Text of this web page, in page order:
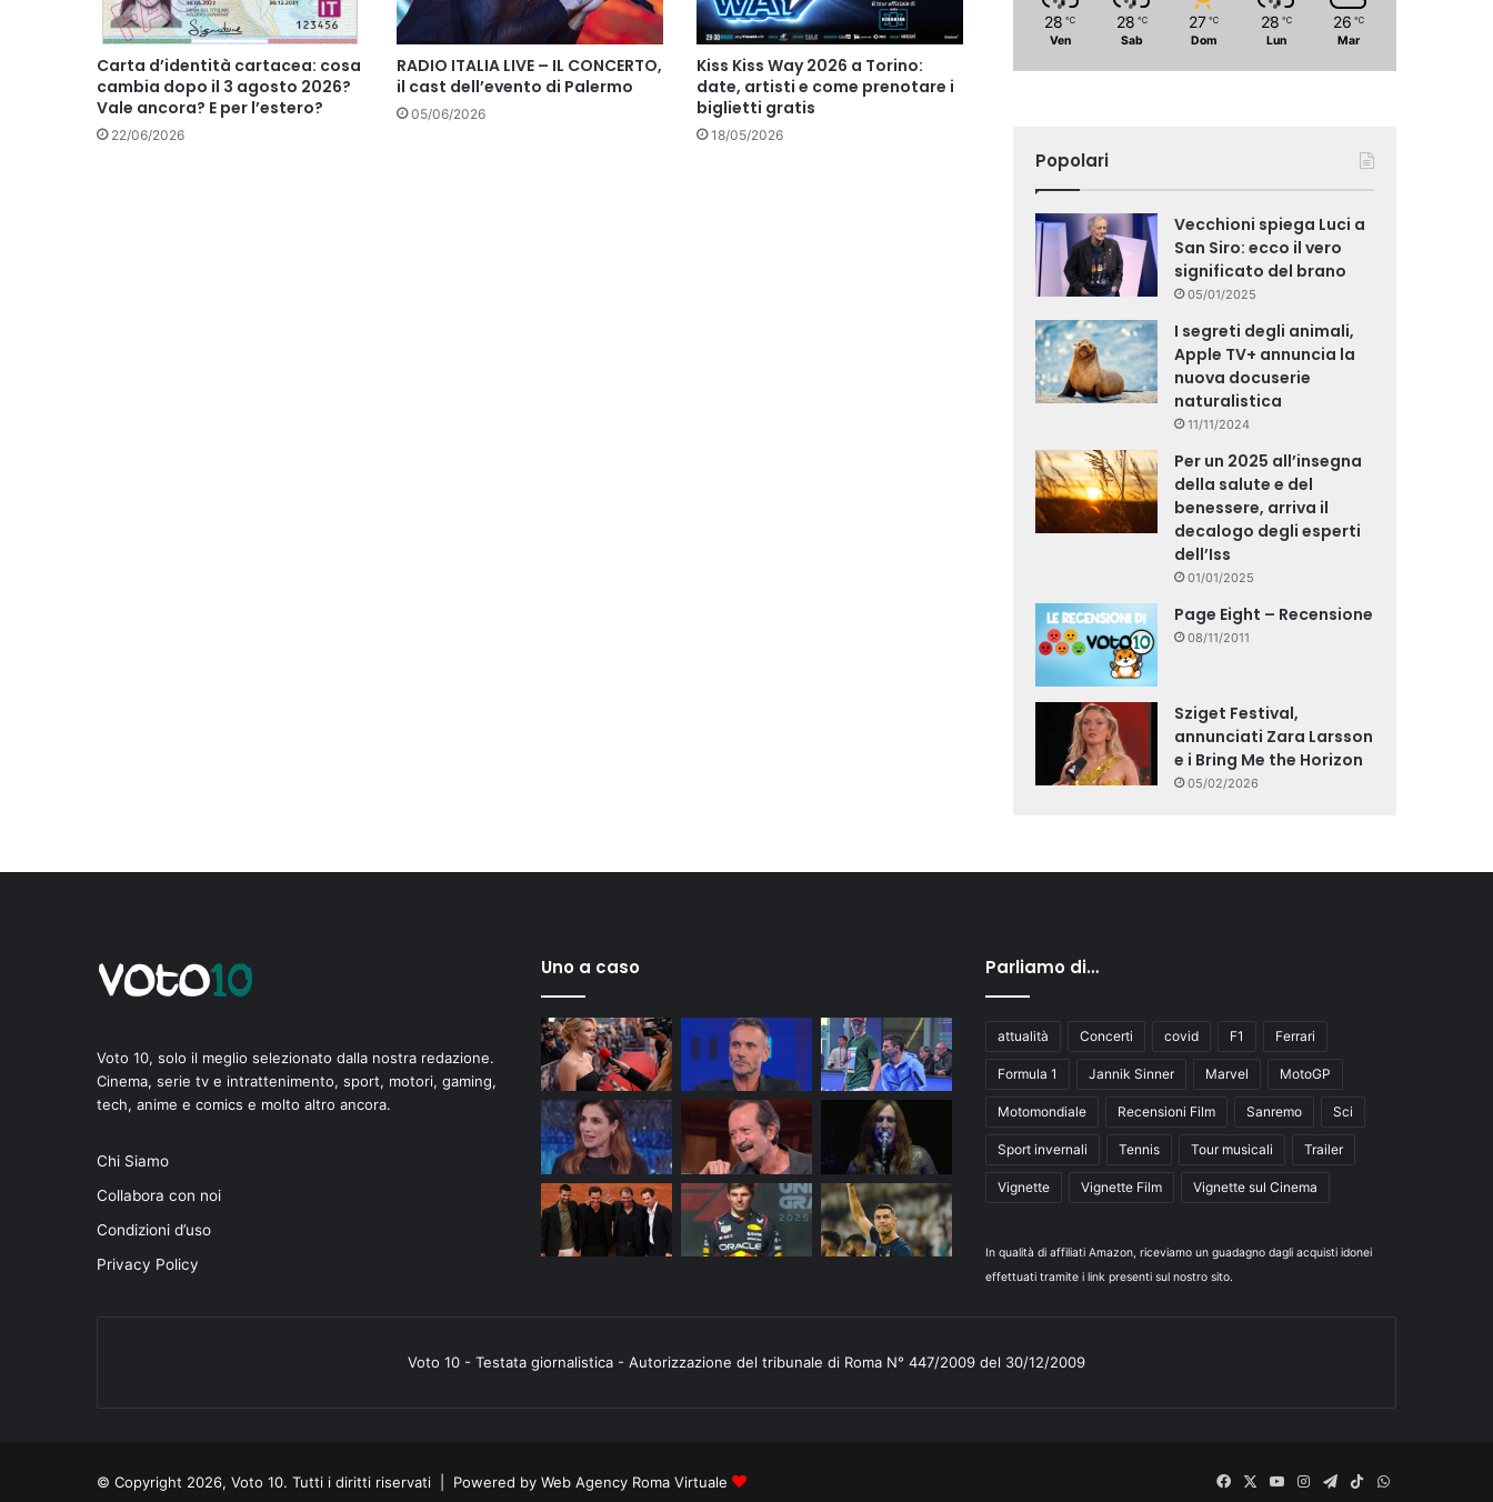
Carta d’identità cartacea: cosa
cambia dopo il 3 agosto 2026?
Vale ancora? E per l’estero?
22/06/2026
RADIO ITALIA LIVE – IL CONCERTO,
il cast dell’evento di Palermo
05/06/2026
Kiss Kiss Way 2026 a Torino:
date, artisti e come prenotare i
biglietti gratis
18/05/2026
28 ℃
Ven
28 ℃
Sab
27 ℃
Dom
28 ℃
Lun
26 ℃
Mar
Popolari
Vecchioni spiega Luci a
San Siro: ecco il vero
significato del brano
05/01/2025
I segreti degli animali,
Apple TV+ annuncia la
nuova docuserie
naturalistica
11/11/2024
Per un 2025 all’insegna
della salute e del
benessere, arriva il
decalogo degli esperti
dell’Iss
01/01/2025
Page Eight – Recensione
08/11/2011
Sziget Festival,
annunciati Zara Larsson
e i Bring Me the Horizon
05/02/2026
Voto 10, solo il meglio selezionato dalla nostra redazione.
Cinema, serie tv e intrattenimento, sport, motori, gaming,
tech, anime e comics e molto altro ancora.
Chi Siamo
Collabora con noi
Condizioni d’uso
Privacy Policy
Uno a caso Parliamo di…
attualità Concerti covid F1 Ferrari
Formula 1 Jannik Sinner Marvel MotoGP
Motomondiale Recensioni Film Sanremo Sci
Sport invernali Tennis Tour musicali Trailer
Vignette Vignette Film Vignette sul Cinema
In qualità di affiliati Amazon, riceviamo un guadagno dagli acquisti idonei
effettuati tramite i link presenti sul nostro sito.
Voto 10 - Testata giornalistica - Autorizzazione del tribunale di Roma N° 447/2009 del 30/12/2009
© Copyright 2026, Voto 10. Tutti i diritti riservati | Powered by Web Agency Roma Virtuale Facebook
X
YouInstagram
Telegram
TikTokWhatsApp